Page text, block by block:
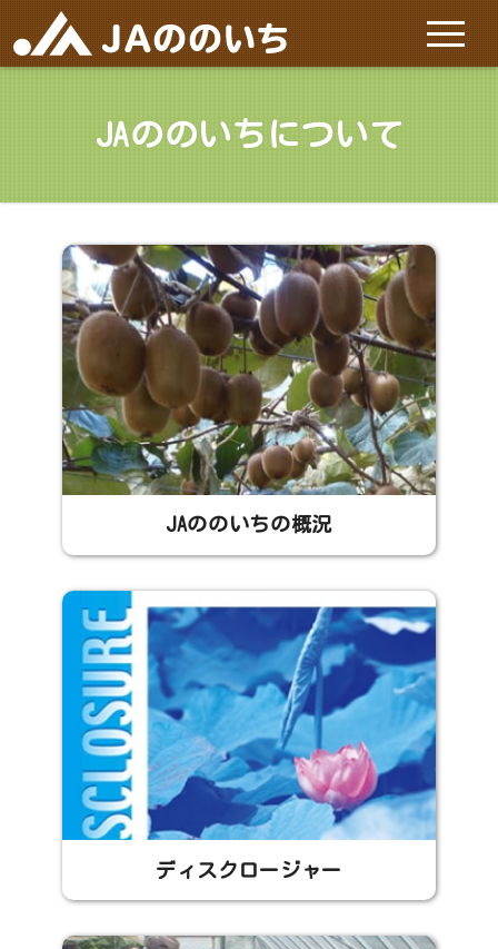
サービス
特産品
お問い合わせ
JAののいちについて
JAののいちの概況
ディスクロージャー